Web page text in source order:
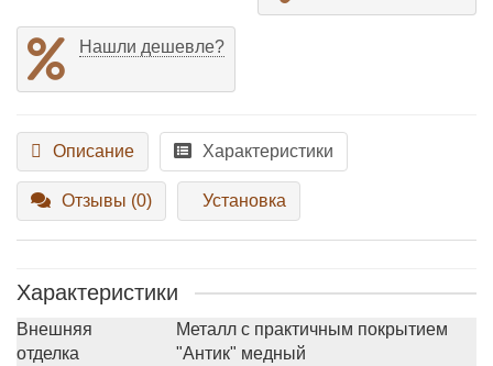
Нашли дешевле?
Описание Характеристики
Отзывы (0) Установка
Характеристики
Внешняя
отделка
Металл с практичным покрытием
"Антик" медный